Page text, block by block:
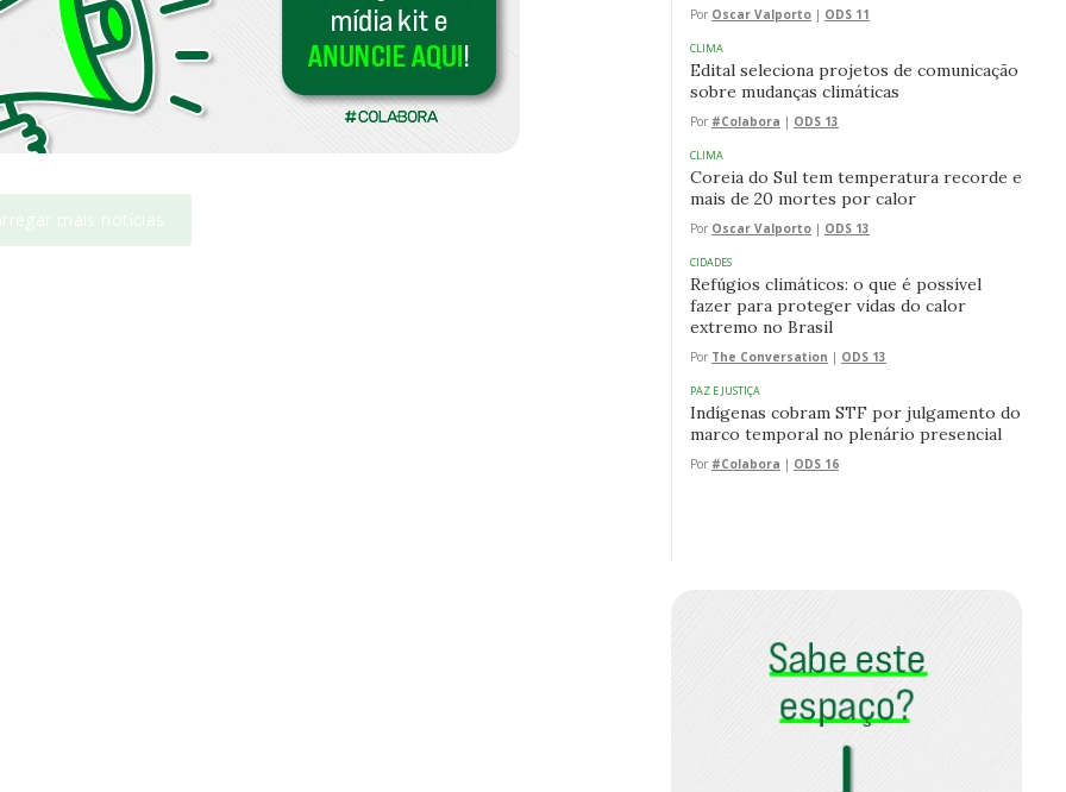
mais notícias
Por Oscar Valporto | ODS 11
CLIMA
Edital seleciona projetos de comunicação
sobre mudanças climáticas
Por #Colabora | ODS 13
CLIMA
Coreia do Sul tem temperatura recorde e
mais de 20 mortes por calor
Por Oscar Valporto | ODS 13
CIDADES
Refúgios climáticos: o que é possível
fazer para proteger vidas do calor
extremo no Brasil
Por The Conversation | ODS 13
PAZ E JUSTIÇA
Indígenas cobram STF por julgamento do
marco temporal no plenário presencial
Por #Colabora | ODS 16